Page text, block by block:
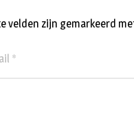
velden zijn gemarkeerd